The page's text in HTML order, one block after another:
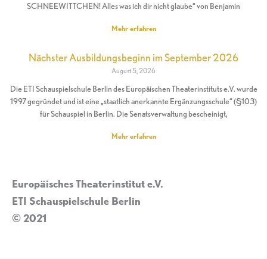
SCHNEEWITTCHEN! Alles was ich dir nicht glaube“ von Benjamin
Mehr erfahren
Nächster Ausbildungsbeginn im September 2026
August 5, 2026
Die ETI Schauspielschule Berlin des Europäischen Theaterinstituts e.V. wurde
1997 gegründet und ist eine „staatlich anerkannte Ergänzungsschule“ (§103)
für Schauspiel in Berlin. Die Senatsverwaltung bescheinigt,
Mehr erfahren
Europäisches Theaterinstitut e.V.
ETI Schauspielschule Berlin
© 2021